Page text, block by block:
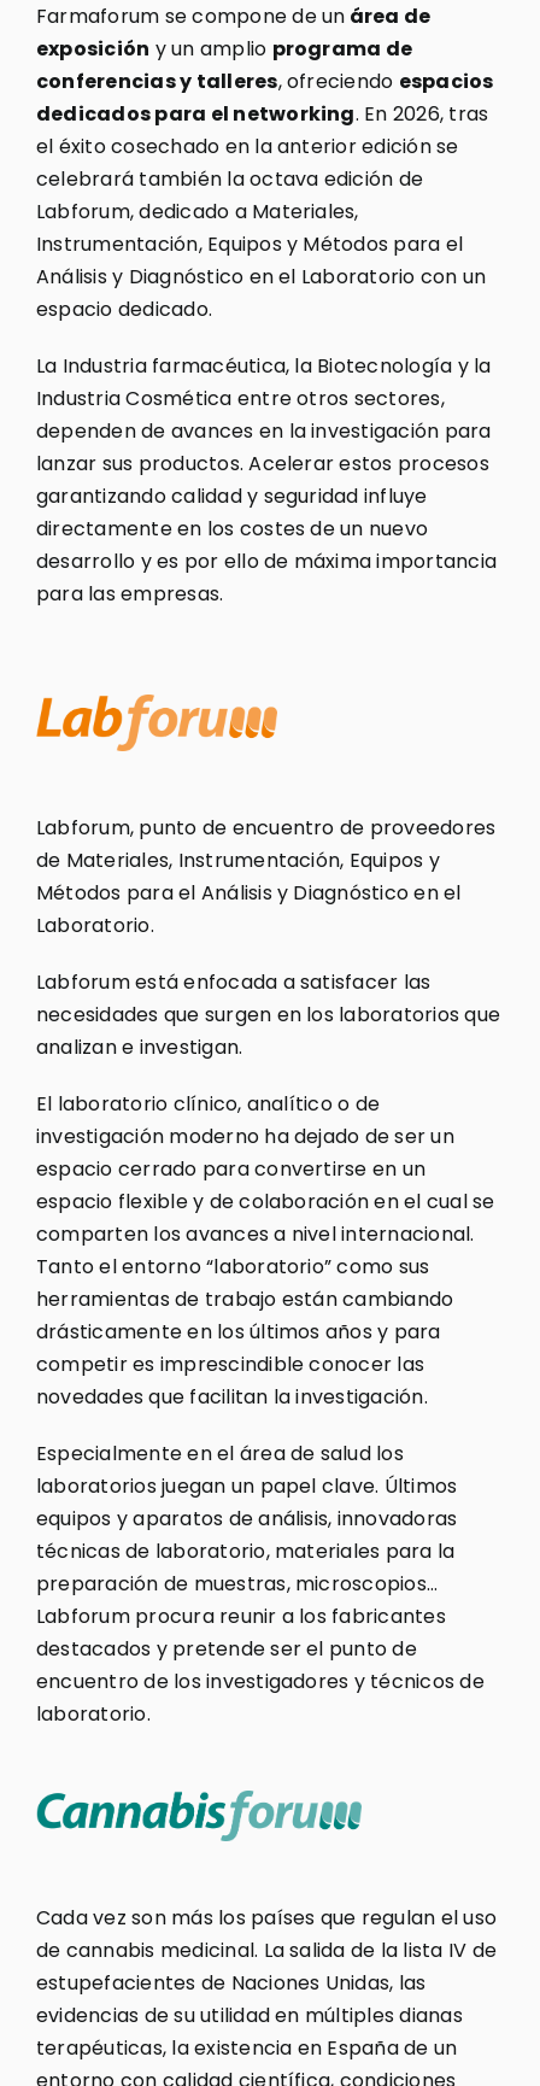
Farmaforum se compone de un área de
exposición y un amplio programa de
conferencias y talleres, ofreciendo espacios
dedicados para el networking. En 2026, tras
el éxito cosechado en la anterior edición se
celebrará también la octava edición de
Labforum, dedicado a Materiales,
Instrumentación, Equipos y Métodos para el
Análisis y Diagnóstico en el Laboratorio con un
espacio dedicado.
La Industria farmacéutica, la Biotecnología y la
Industria Cosmética entre otros sectores,
dependen de avances en la investigación para
lanzar sus productos. Acelerar estos procesos
garantizando calidad y seguridad influye
directamente en los costes de un nuevo
desarrollo y es por ello de máxima importancia
para las empresas.
Labforum, punto de encuentro de proveedores
de Materiales, Instrumentación, Equipos y
Métodos para el Análisis y Diagnóstico en el
Laboratorio.
Labforum está enfocada a satisfacer las
necesidades que surgen en los laboratorios que
analizan e investigan.
El laboratorio clínico, analítico o de
investigación moderno ha dejado de ser un
espacio cerrado para convertirse en un
espacio flexible y de colaboración en el cual se
comparten los avances a nivel internacional.
Tanto el entorno “laboratorio” como sus
herramientas de trabajo están cambiando
drásticamente en los últimos años y para
competir es imprescindible conocer las
novedades que facilitan la investigación.
Especialmente en el área de salud los
laboratorios juegan un papel clave. Últimos
equipos y aparatos de análisis, innovadoras
técnicas de laboratorio, materiales para la
preparación de muestras, microscopios…
Labforum procura reunir a los fabricantes
destacados y pretende ser el punto de
encuentro de los investigadores y técnicos de
laboratorio.
Cada vez son más los países que regulan el uso
de cannabis medicinal. La salida de la lista IV de
estupefacientes de Naciones Unidas, las
evidencias de su utilidad en múltiples dianas
terapéuticas, la existencia en España de un